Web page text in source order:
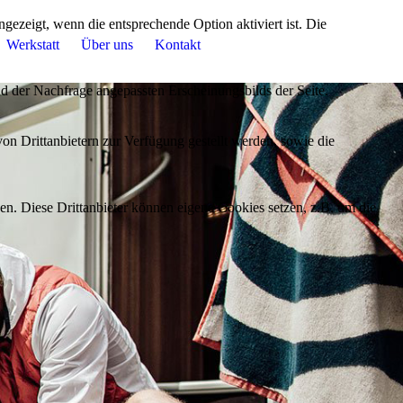
Werkstatt Über uns Kontakt
wenn die entsprechende Option aktiviert ist. Die
Nachfrage angepassten Erscheinungsbilds der Seite.
Drittanbietern zur Verfügung gestellt werden, sowie die
Diese Drittanbieter können eigene Cookies setzen, z.B. um die